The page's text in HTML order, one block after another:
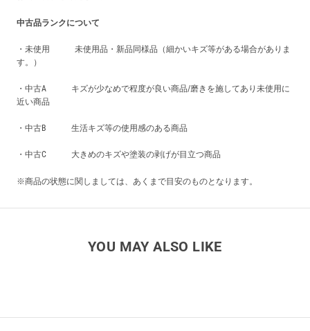
中古品ランクについて
・未使用 未使用品・新品同様品（細かいキズ等がある場合がありま
す。）
・中古A キズが少なめで程度が良い商品/磨きを施してあり未使用に
近い商品
・中古B 生活キズ等の使用感のある商品
・中古C 大きめのキズや塗装の剥げが目立つ商品
※商品の状態に関しましては、あくまで目安のものとなります。
YOU MAY ALSO LIKE